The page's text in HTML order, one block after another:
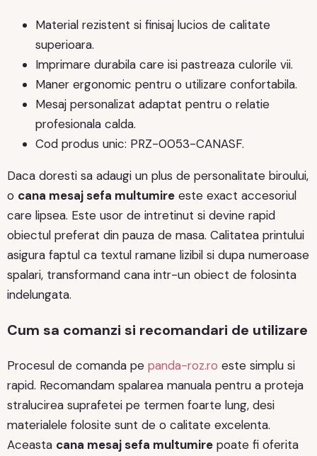
Material rezistent si finisaj lucios de calitate
superioara.
Imprimare durabila care isi pastreaza culorile vii.
Maner ergonomic pentru o utilizare confortabila.
Mesaj personalizat adaptat pentru o relatie
profesionala calda.
Cod produs unic: PRZ-0053-CANASF.
Daca doresti sa adaugi un plus de personalitate biroului,
o cana mesaj sefa multumire este exact accesoriul
care lipsea. Este usor de intretinut si devine rapid
obiectul preferat din pauza de masa. Calitatea printului
asigura faptul ca textul ramane lizibil si dupa numeroase
spalari, transformand cana intr-un obiect de folosinta
indelungata.
Cum sa comanzi si recomandari de utilizare
Procesul de comanda pe panda-roz.ro este simplu si
rapid. Recomandam spalarea manuala pentru a proteja
stralucirea suprafetei pe termen foarte lung, desi
materialele folosite sunt de o calitate excelenta.
Aceasta cana mesaj sefa multumire poate fi oferita